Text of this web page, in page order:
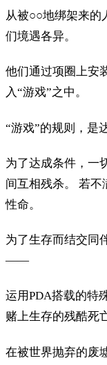
从被○○地绑架来的
们境遇各异。
他们通过项圈上安
入“游戏”之中。
“游戏”的规则，是
为了达成条件，一
间互相残杀。 若
性命。
为了生存而结交同
——
运用PDA搭载的特
赌上生存的残酷死
在被世界抛弃的废